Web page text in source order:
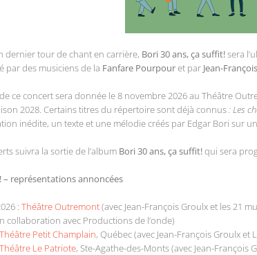
dernier tour de chant en carrière, Bori 30 ans, ça suffit!sera
par des musiciens de la Fanfare Pourpouret par Jean-
ce concert sera donnée le 8 novembre 2026 au Théâtre
2028. Certains titres du répertoire sont déjà connus: Les
inédite, un texte et une mélodie créés par Edgar Bori sur
suivra la sortie de l’album Bori 30 ans, ça suffit!qui sera
– représentations annoncées
: Théâtre Outremont(avec Jean-François Groulx et les 21
collaboration avec Productions de l’onde)
Théâtre Petit Champlain, Québec (avec Jean-François Groulx et
Théâtre Le Patriote, Ste-Agathe-des-Monts (avec Jean-